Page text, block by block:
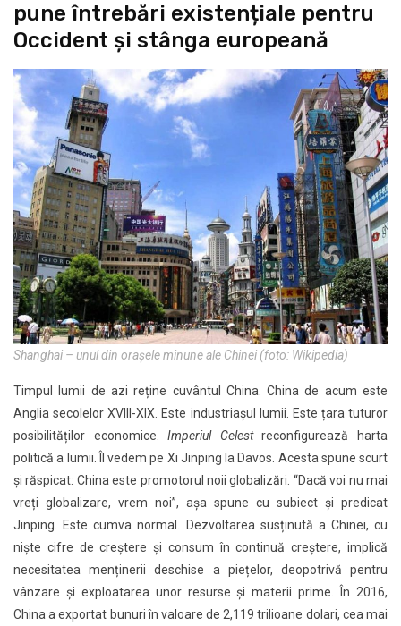
pune întrebări existențiale pentru
Occident și stânga europeană
Shanghai – unul din orașele minune ale Chinei (foto: Wikipedia)
Timpul lumii de azi reține cuvântul China. China de acum este
Anglia secolelor XVIII-XIX. Este industriașul lumii. Este țara tuturor
posibilităților economice.Imperiul Celestreconfigurează harta
politică a lumii. Îl vedem pe Xi Jinping la Davos. Acesta spune scurt
și răspicat: China este promotorul noii globalizări. “Dacă voi nu mai
vreți globalizare, vrem noi”, așa spune cu subiect și predicat
Jinping. Este cumva normal. Dezvoltarea susținută a Chinei, cu
niște cifre de creștere și consum în continuă creștere, implică
necesitatea menținerii deschise a piețelor, deopotrivă pentru
vânzare și exploatarea unor resurse și materii prime. În 2016,
China a exportat bunuri în valoare de 2,119 trilioane dolari, cea mai